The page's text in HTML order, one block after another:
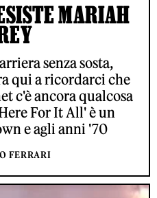
MARIAH
senza sosta,
qui a ricordarci che
c'è ancora qualcosa
For It All' è un
e agli anni '70
FERRARI